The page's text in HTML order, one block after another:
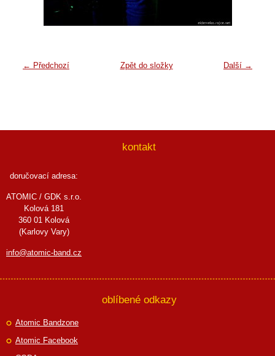
← Předchozí Další →
Zpět do složky
kontakt
doručovací adresa:
ATOMIC / GDK s.r.o.
Kolová 181
360 01 Kolová
(Karlovy Vary)
info@atomic-band.cz
oblíbené odkazy
Atomic Bandzone
Atomic Facebook